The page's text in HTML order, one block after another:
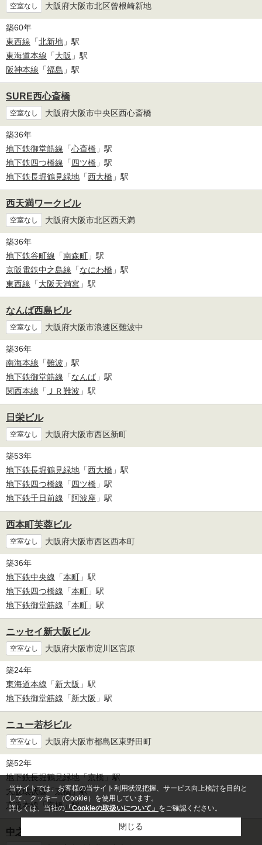
空室なし 大阪府大阪市北区曾根崎新地
築60年
東西線 「北新地 」駅
東海道本線 「大阪 」駅
阪神本線 「福島 」駅
SURE西心斎橋
空室なし 大阪府大阪市中央区西心斎橋
築36年
地下鉄御堂筋線 「心斎橋 」駅
地下鉄四つ橋線 「四ツ橋 」駅
地下鉄長堀鶴見緑地 「西大橋 」駅
西天満ワークビル
空室なし 大阪府大阪市北区西天満
築36年
地下鉄谷町線 「南森町 」駅
京阪電鉄中之島線 「なにわ橋 」駅
東西線 「大阪天満宮 」駅
なんば西島ビル
空室なし 大阪府大阪市浪速区難波中
築36年
南海本線 「難波 」駅
地下鉄御堂筋線 「なんば 」駅
関西本線 「 ＪＲ難波 」駅
日栄ビル
空室なし 大阪府大阪市西区新町
築53年
地下鉄長堀鶴見緑地 「西大橋 」駅
地下鉄四つ橋線 「四ツ橋 」駅
地下鉄千日前線 「 阿波座 」駅
西本町芙蓉ビル
空室なし 大阪府大阪市西区西本町
築36年
地下鉄中央線 「本町 」駅
地下鉄四つ橋線 「本町 」駅
地下鉄御堂筋線 「本町 」駅
ニッセイ新大阪ビル
空室なし 大阪府大阪市淀川区宮原
築24年
東海道本線 「新大阪 」駅
地下鉄御堂筋線 「新大阪 」駅
ニュー若杉ビル
空室なし 大阪府大阪市都島区東野田町
築52年
地下鉄長堀鶴見緑地「京橋」駅
大阪環状線「 京橋」駅
京阪本線
「京橋」駅
中之島三井ビルディング
当サイトでは、お客様の当サイト利用状況把握、サービス向上検討を目的と
して、クッキー（Cookie）を使用しています。
詳しくは、当社の 「Cookieの取扱いについて」 をご確認ください。
閉じる